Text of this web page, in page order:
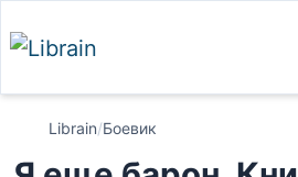
Librain/Боевик